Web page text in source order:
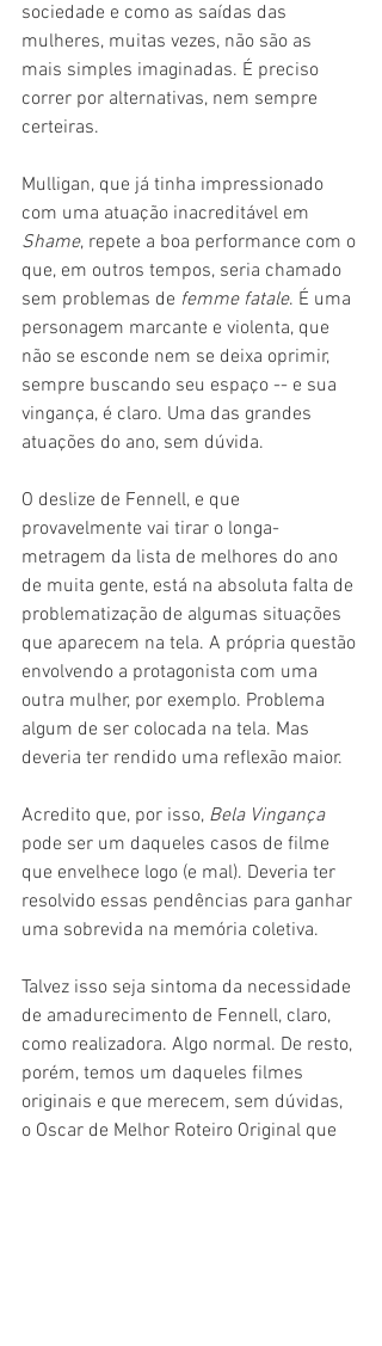
sociedade e como as saídas das
mulheres, muitas vezes, não são as
mais simples imaginadas. É preciso
correr por alternativas, nem sempre
certeiras.
Mulligan, que já tinha impressionado
com uma atuação inacreditável em
Shame, repete a boa performance com o
que, em outros tempos, seria chamado
sem problemas de femme fatale. É uma
personagem marcante e violenta, que
não se esconde nem se deixa oprimir,
sempre buscando seu espaço -- e sua
vingança, é claro. Uma das grandes
atuações do ano, sem dúvida.
O deslize de Fennell, e que
provavelmente vai tirar o longa-
metragem da lista de melhores do ano
de muita gente, está na absoluta falta de
problematização de algumas situações
que aparecem na tela. A própria questão
envolvendo a protagonista com uma
outra mulher, por exemplo. Problema
algum de ser colocada na tela. Mas
deveria ter rendido uma reflexão maior.
Acredito que, por isso, Bela Vingança
pode ser um daqueles casos de filme
que envelhece logo (e mal). Deveria ter
resolvido essas pendências para ganhar
uma sobrevida na memória coletiva.
Talvez isso seja sintoma da necessidade
de amadurecimento de Fennell, claro,
como realizadora. Algo normal. De resto,
porém, temos um daqueles filmes
originais e que merecem, sem dúvidas,
o Oscar de Melhor Roteiro Original que